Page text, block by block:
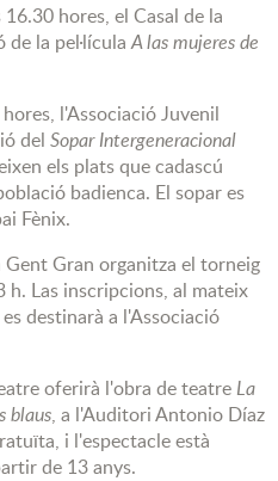
hores, el Casal de la
la pel·lículaA las mujeres de
l'Associació Juvenil
del Sopar Intergeneracional
els plats que cadascú
badienca. El sopar es
Fènix.
Gent Gran organitza el torneig
h. Las inscripcions, al mateix
destinarà a l'Associació
oferirà l'obra de teatre La
blaus, a l'Auditori Antonio Díaz
i l'espectacle està
de 13 anys.